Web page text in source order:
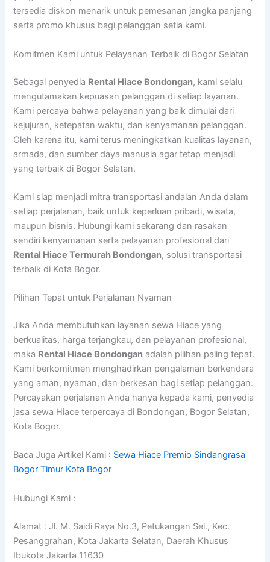
tersedia diskon menarik untuk pemesanan jangka panjang
serta promo khusus bagi pelanggan setia kami.
Komitmen Kami untuk Pelayanan Terbaik di Bogor Selatan
Sebagai penyedia Rental Hiace Bondongan, kami selalu
mengutamakan kepuasan pelanggan di setiap layanan.
Kami percaya bahwa pelayanan yang baik dimulai dari
kejujuran, ketepatan waktu, dan kenyamanan pelanggan.
Oleh karena itu, kami terus meningkatkan kualitas layanan,
armada, dan sumber daya manusia agar tetap menjadi
yang terbaik di Bogor Selatan.
Kami siap menjadi mitra transportasi andalan Anda dalam
setiap perjalanan, baik untuk keperluan pribadi, wisata,
maupun bisnis. Hubungi kami sekarang dan rasakan
sendiri kenyamanan serta pelayanan profesional dari
Rental Hiace Termurah Bondongan, solusi transportasi
terbaik di Kota Bogor.
Pilihan Tepat untuk Perjalanan Nyaman
Jika Anda membutuhkan layanan sewa Hiace yang
berkualitas, harga terjangkau, dan pelayanan profesional,
maka Rental Hiace Bondongan adalah pilihan paling tepat.
Kami berkomitmen menghadirkan pengalaman berkendara
yang aman, nyaman, dan berkesan bagi setiap pelanggan.
Percayakan perjalanan Anda hanya kepada kami, penyedia
jasa sewa Hiace terpercaya di Bondongan, Bogor Selatan,
Kota Bogor.
Baca Juga Artikel Kami : Sewa Hiace Premio Sindangrasa
Bogor Timur Kota Bogor
Hubungi Kami :
Alamat : Jl. M. Saidi Raya No.3, Petukangan Sel., Kec.
Pesanggrahan, Kota Jakarta Selatan, Daerah Khusus
Ibukota Jakarta 11630